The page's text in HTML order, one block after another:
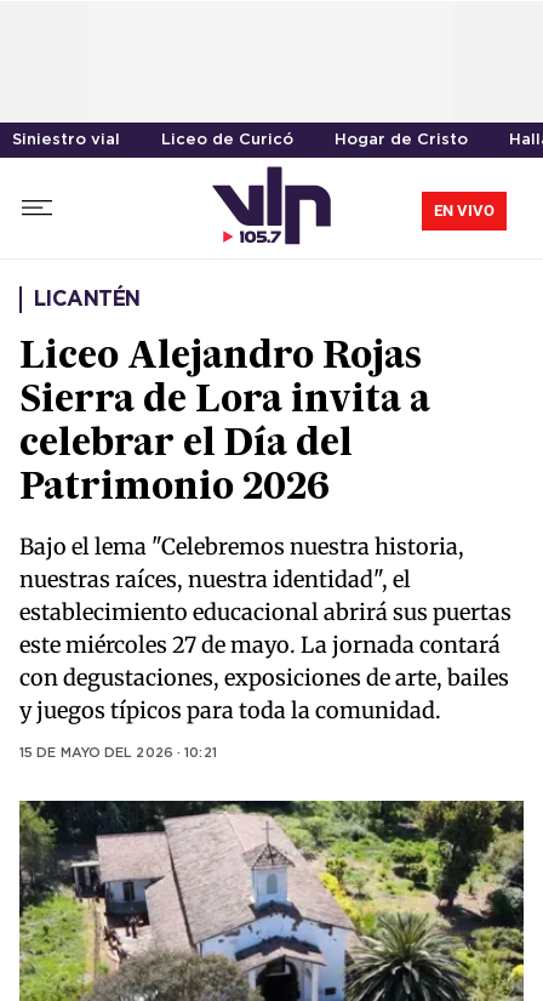
Siniestro vial Liceo de Curicó Hogar de Cristo
EN VIVO
LICANTÉN
Liceo Alejandro Rojas
Sierra de Lora invita a
celebrar el Día del
Patrimonio 2026
Bajo el lema "Celebremos nuestra historia,
nuestras raíces, nuestra identidad", el
establecimiento educacional abrirá sus puertas
este miércoles 27 de mayo. La jornada contará
con degustaciones, exposiciones de arte, bailes
y juegos típicos para toda la comunidad.
15 DE MAYO DEL 2026 · 10:21